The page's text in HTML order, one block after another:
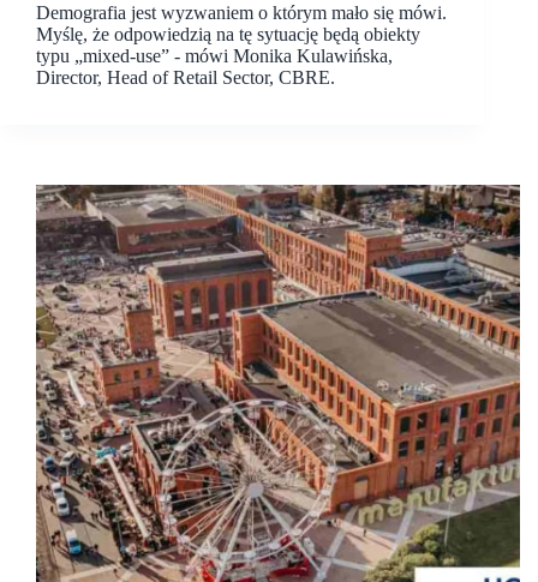
Demografia jest wyzwaniem o którym mało się mówi.
Myślę, że odpowiedzią na tę sytuację będą obiekty
typu „mixed-use” - mówi Monika Kulawińska,
Director, Head of Retail Sector, CBRE.